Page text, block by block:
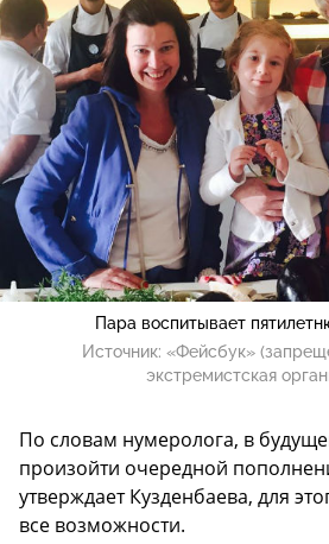
Пара воспитывает
Источник: «Фейсбук»
экстремистская
По словам нумеролога, в
произойти очередной
утверждает Кузденбаева, для
все возможности.